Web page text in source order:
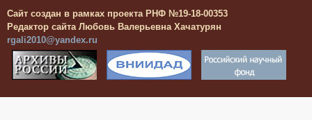
Сайт создан в рамках проекта РНФ №19-18-00353
Редактор сайта Любовь Валерьевна Хачатурян
rgali2010@yandex.ru